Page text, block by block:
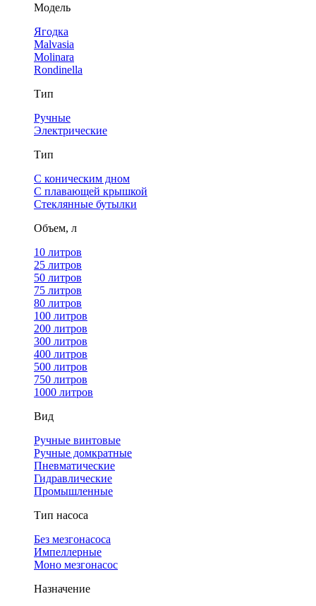
Модель
Ягодка
Malvasia
Molinara
Rondinella
Тип
Ручные
Электрические
Тип
С коническим дном
С плавающей крышкой
Стеклянные бутылки
Объем, л
10 литров
25 литров
50 литров
75 литров
80 литров
100 литров
200 литров
300 литров
400 литров
500 литров
750 литров
1000 литров
Вид
Ручные винтовые
Ручные домкратные
Пневматические
Гидравлические
Промышленные
Тип насоса
Без мезгонасоса
Импеллерные
Моно мезгонасос
Назначение